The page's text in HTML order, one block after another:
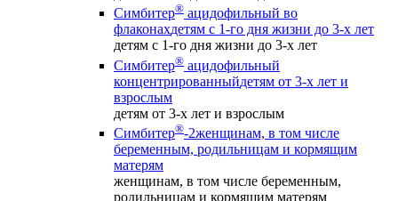
Симбитер® ацидофильный во
флаконахдетям с 1-го дня жизни до 3-х лет
детям с 1-го дня жизни до 3-х лет
Симбитер® ацидофильный
концентрированныйдетям от 3-х лет и
взрослым
детям от 3-х лет и взрослым
Симбитер®-2женщинам, в том числе
беременным, родильницам и кормящим
матерям
женщинам, в том числе беременным,
родильницам и кормящим матерям